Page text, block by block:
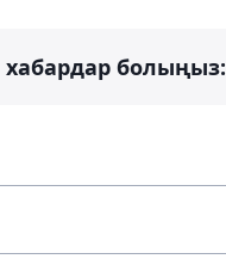
болыңыз: